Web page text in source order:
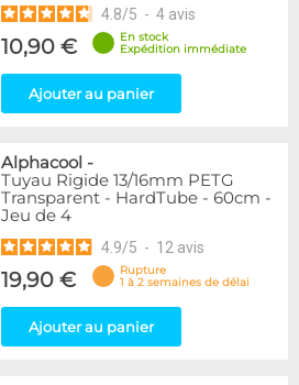
4.8/5 - 4 avis
10,90 €
En stock
Expédition immédiate
Ajouter au panier
Alphacool -
Tuyau Rigide 13/16mm PETG
Transparent - HardTube - 60cm -
Jeu de 4
4.9/5 - 12 avis
19,90 €
Rupture
1 à 2 semaines de délai
Ajouter au panier